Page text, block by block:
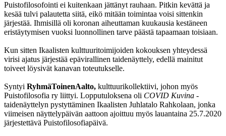
Puistofilosofointi ei kuitenkaan jättänyt rauhaan. Pitkin kevättä ja
kesää tulvi palautetta siitä, eikö mitään toimintaa voisi sittenkin
järjestää. Ihmisillä oli koronan aiheuttaman kuukausia kestäneen
eristäytymisen vuoksi luonnollinen tarve päästä tapaamaan toisiaan.
Kun sitten Ikaalisten kulttuuritoimijoiden kokouksen yhteydessä
virisi ajatus järjestää epävirallinen taidenäyttely, edellä mainitut
toiveet löysivät kanavan toteutukselle.
Syntyi RyhmäToinenAalto, kulttuurikollektiivi, johon myös
Puistofilosofia ry liittyi. Lopputuloksena oli COVID Kuvina -
taidenäyttelyn pystyttäminen Ikaalisten Juhlatalo Rahkolaan, jonka
viimeisen näyttelypäivän aattoon ajoittuu myös lauantaina 25.7.2020
järjestettävä Puistofilosofiapäivä.